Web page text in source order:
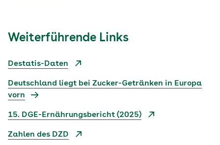
Weiterführende Links
Destatis-Daten
Deutschland liegt bei Zucker-Getränken in Europa
vorn
15. DGE-Ernährungsbericht (2025)
Zahlen des DZD